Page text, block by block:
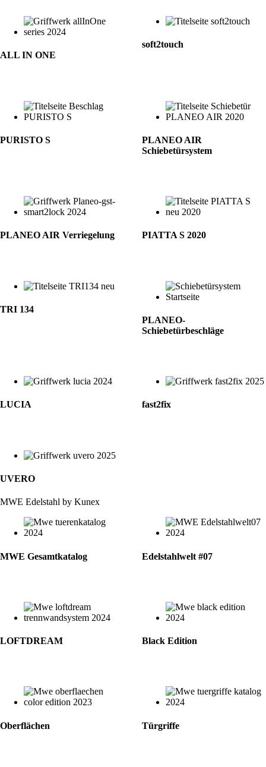
ALL IN ONE
soft2touch
PURISTO S
PLANEO AIR
Schiebetürsystem
PLANEO AIR Verriegelung PIATTA S 2020
TRI 134
PLANEO-
Schiebetürbeschläge
LUCIA fast2fix
UVERO
MWE Edelstahl by Kunex
MWE Gesamtkatalog Edelstahlwelt #07
LOFTDREAM Black Edition
Oberflächen Türgriffe